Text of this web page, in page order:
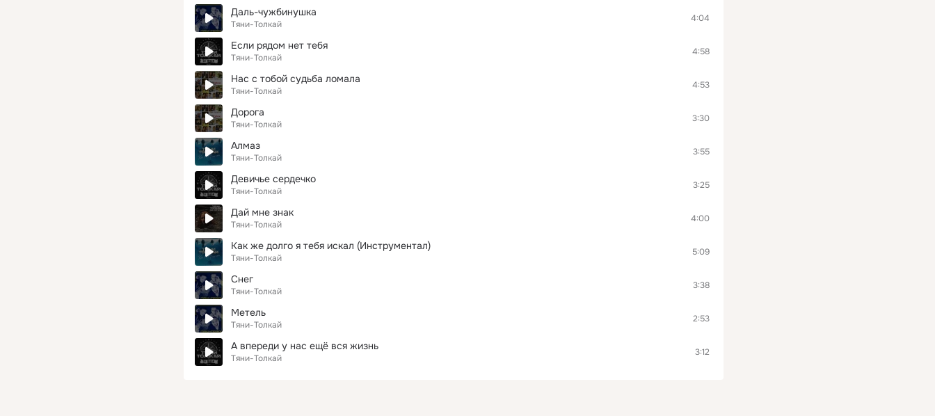
Даль-чужбинушка
Тяни-Толкай
4:04
Если рядом нет тебя
Тяни-Толкай
4:58
Нас с тобой судьба ломала
Тяни-Толкай
4:53
Дорога
Тяни-Толкай
3:30
Алмаз
Тяни-Толкай
3:55
Девичье сердечко
Тяни-Толкай
3:25
Дай мне знак
Тяни-Толкай
4:00
Как же долго я тебя искал (Инструментал)
Тяни-Толкай
5:09
Снег
Тяни-Толкай
3:38
Метель
Тяни-Толкай
2:53
А впереди у нас ещё вся жизнь
Тяни-Толкай
3:12